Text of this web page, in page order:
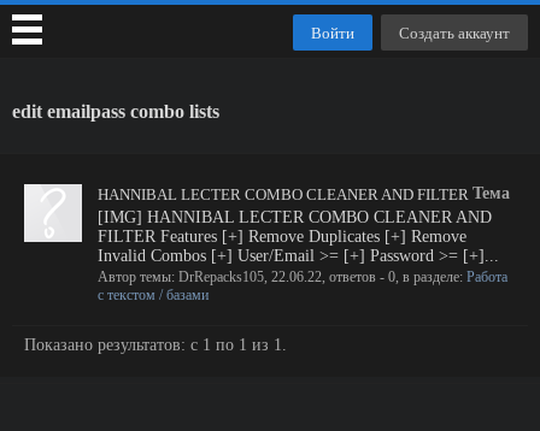
edit emailpass combo lists
Тема
HANNIBAL LECTER COMBO CLEANER AND FILTER
[IMG] HANNIBAL LECTER COMBO CLEANER AND
FILTER Features [+] Remove Duplicates [+] Remove
Invalid Combos [+] User/Email >= [+] Password >= [+]...
Автор темы: DrRepacks105, 22.06.22, ответов - 0, в разделе: Работа
с текстом / базами
Показано результатов: с 1 по 1 из 1.
Войти Создать аккаунт